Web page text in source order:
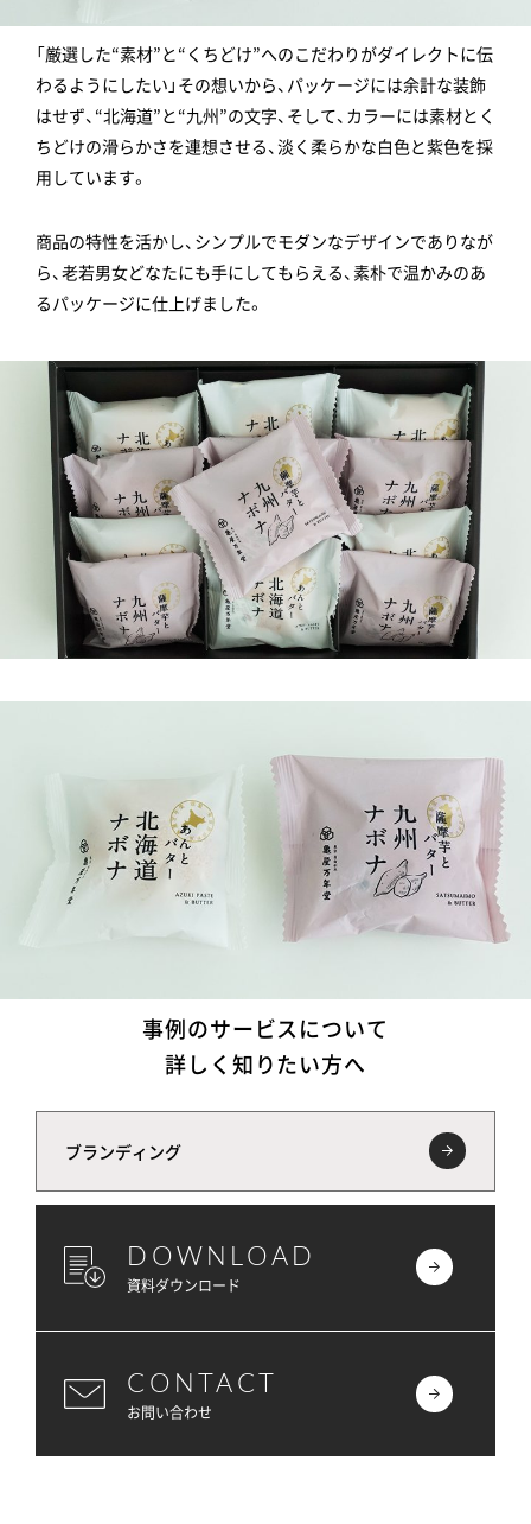
「厳選した“素材”と“くちどけ”へのこだわりがダイレクトに伝
わるようにしたい」その想いから、パッケージには余計な装飾
はせず、“北海道”と“九州”の文字、そして、カラーには素材とく
ちどけの滑らかさを連想させる、淡く柔らかな白色と紫色を採
用しています。
商品の特性を活かし、シンプルでモダンなデザインでありなが
ら、老若男女どなたにも手にしてもらえる、素朴で温かみのあ
るパッケージに仕上げました。
事例のサービスについて
詳しく知りたい方へ
ブランディング
DOWNLOAD
資料ダウンロード
CONTACT
お問い合わせ